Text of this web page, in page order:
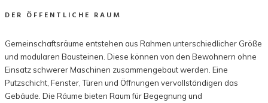
DER ÖFFENTLICHE RAUM
Gemeinschaftsräume entstehen aus Rahmen unterschiedlicher Größe
und modularen Bausteinen. Diese können von den Bewohnern ohne
Einsatz schwerer Maschinen zusammengebaut werden. Eine
Putzschicht, Fenster, Türen und Öffnungen vervollständigen das
Gebäude. Die Räume bieten Raum für Begegnung und